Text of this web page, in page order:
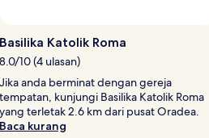
Basilika Katolik Roma
8.0/10 (4 ulasan)
Jika anda berminat dengan gereja
tempatan, kunjungi Basilika Katolik Roma
yang terletak 2.6 km dari pusat Oradea.
Baca kurang